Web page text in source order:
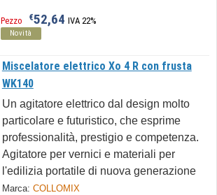
Pezzo €52,64 IVA 22%
Novità
Miscelatore elettrico Xo 4 R con frusta
WK140
Un agitatore elettrico dal design molto
particolare e futuristico, che esprime
professionalità, prestigio e competenza.
Agitatore per vernici e materiali per
l'edilizia portatile di nuova generazione
Marca: COLLOMIX